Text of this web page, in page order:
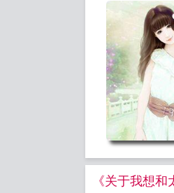
《关于我想